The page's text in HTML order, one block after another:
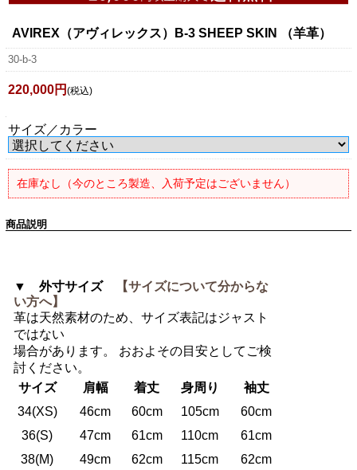
AVIREX（アヴィレックス）B-3 SHEEP SKIN （羊革）
30-b-3
220,000円 (税込)
サイズ／カラー
在庫なし（今のところ製造、入荷予定はございません）
商品説明
▼ 外寸サイズ
【サイズについて分からな
い方へ】
革は天然素材のため、サイズ表記はジャスト
ではない
場合があります。 おおよその目安としてご検
討ください。
サイズ
肩幅 着丈 身周り
袖丈
34(XS)
46cm 60cm 105cm
60cm
36(S)
47cm 61cm 110cm
61cm
38(M)
49cm 62cm 115cm
62cm